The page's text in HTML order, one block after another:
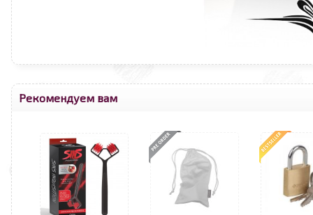
Рекомендуем вам